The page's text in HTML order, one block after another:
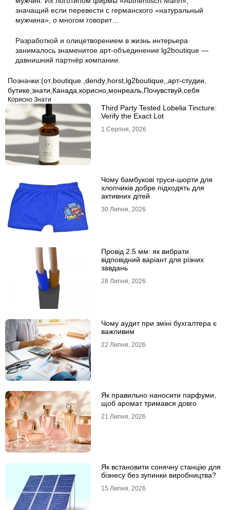
значащий если перевести с германского «натуральный
мужчина», о многом говорит…
Разработкой и олицетворением в жизнь интерьера
занималось знаменитое арт-объединение lg2boutique —
давнишний партнёр компании.
Позначки:(от, boutique. dendy horst lg2boutique, арт-студии
бутике знати Канада корисно монреаль Почувствуй себя
Корисно Знати
Third Party Tested Lobelia Tincture:
Verify the Exact Lot
1 Серпня, 2026
Чому бамбукові труси-шорти для
хлопчиків добре підходять для
активних дітей
30 Липня, 2026
Провід 2.5 мм: як вибрати
відповідний варіант для різних
завдань
28 Липня, 2026
Чому аудит при зміні бухгалтера є
важливим
22 Липня, 2026
Як правильно наносити парфуми,
щоб аромат тримався довго
21 Липня, 2026
Як встановити сонячну станцію для
бізнесу без зупинки виробництва?
15 Липня, 2026